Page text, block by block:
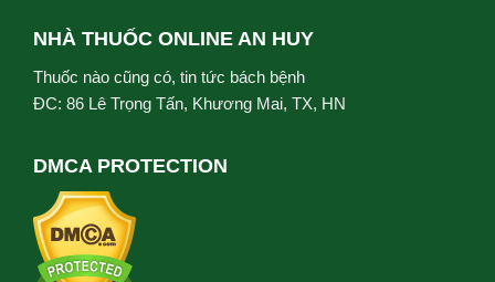
NHÀ THUỐC ONLINE AN HUY
Thuốc nào cũng có, tin tức bách bệnh
ĐC: 86 Lê Trọng Tấn, Khương Mai, TX, HN
DMCA PROTECTION